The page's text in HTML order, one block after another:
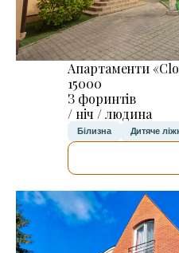
Апартаменти
15000
З форинтів
/ ніч / людина
Білизна Дитяче